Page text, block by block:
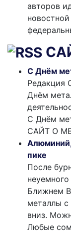
авторов
С Днём
Редакция
Днём
С Днём
САЙТ О
Алюминий,
пике
После
Ближнем
металлы с
вниз.
Любые